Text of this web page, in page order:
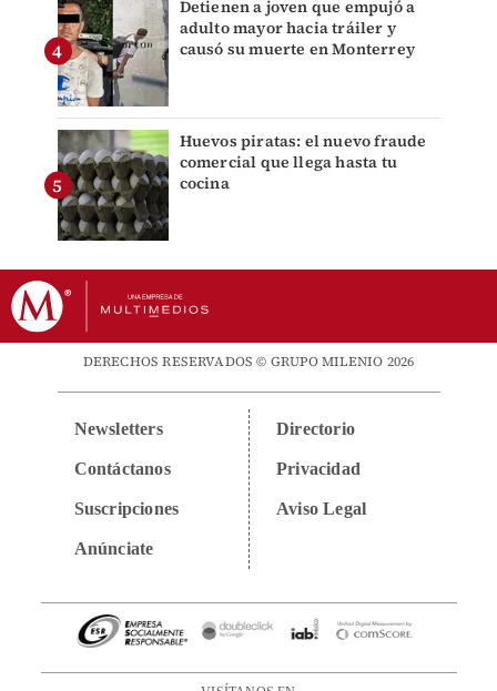
Detienen a joven que empujó a
adulto mayor hacia tráiler y
causó su muerte en Monterrey
Huevos piratas: el nuevo fraude
comercial que llega hasta tu
cocina
DERECHOS RESERVADOS © GRUPO MILENIO 2026
Newsletters
Contáctanos
Suscripciones
Anúnciate
Directorio
Privacidad
Aviso Legal